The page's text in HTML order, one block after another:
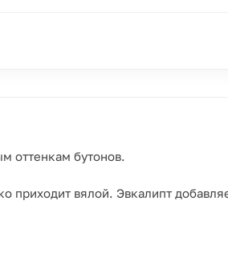
оттенкам бутонов.
приходит вялой. Эвкалипт